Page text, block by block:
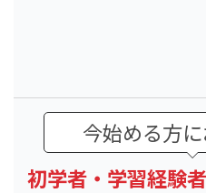
今始める方に
初学者・学習経験